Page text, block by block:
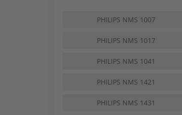
PHILIPS NMS 1007
PHILIPS NMS 1017
PHILIPS NMS 1041
PHILIPS NMS 1421
PHILIPS NMS 1431